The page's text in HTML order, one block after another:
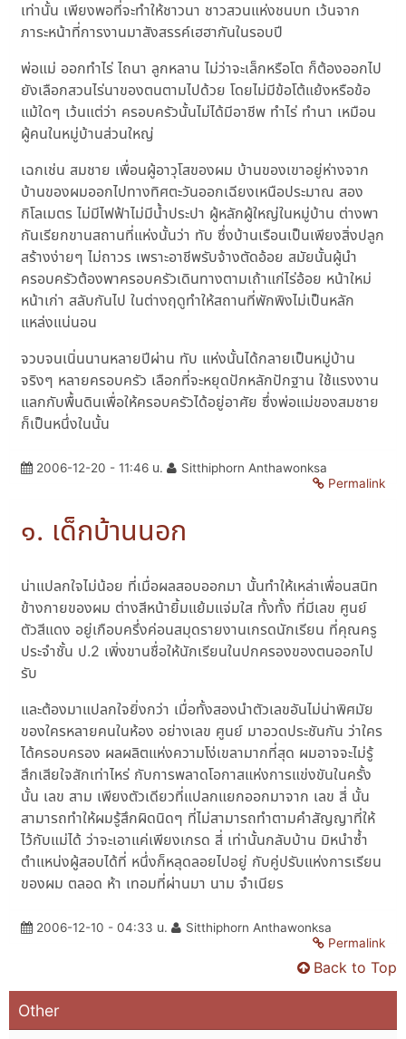
เท่านั้น เพียงพอที่จะทำให้ชาวนา ชาวสวนแห่งชนบท เว้นจาก
ภาระหน้าที่การงานมาสังสรรค์เฮฮากันในรอบปี
พ่อแม่ ออกทำไร่ ไถนา ลูกหลาน ไม่ว่าจะเล็กหรือโต ก็ต้องออกไป
ยังเลือกสวนไร่นาของตนตามไปด้วย โดยไม่มีข้อโต้แย้งหรือข้อ
แม้ใดๆ เว้นแต่ว่า ครอบครัวนั้นไม่ได้มีอาชีพ ทำไร่ ทำนา เหมือน
ผู้คนในหมู่บ้านส่วนใหญ่
เฉกเช่น สมชาย เพื่อนผู้อาวุโสของผม บ้านของเขาอยู่ห่างจาก
บ้านของผมออกไปทางทิศตะวันออกเฉียงเหนือประมาณ สอง
กิโลเมตร ไม่มีไฟฟ้าไม่มีน้ำประปา ผู้หลักผู้ใหญ่ในหมู่บ้าน ต่างพา
กันเรียกขานสถานที่แห่งนั้นว่า ทับ ซึ่งบ้านเรือนเป็นเพียงสิ่งปลูก
สร้างง่ายๆ ไม่ถาวร เพราะอาชีพรับจ้างตัดอ้อย สมัยนั้นผู้นำ
ครอบครัวต้องพาครอบครัวเดินทางตามเถ้าแก่ไร่อ้อย หน้าใหม่
หน้าเก่า สลับกันไป ในต่างฤดูทำให้สถานที่พักพิงไม่เป็นหลัก
แหล่งแน่นอน
จวบจนเนิ่นนานหลายปีผ่าน ทับ แห่งนั้นได้กลายเป็นหมู่บ้าน
จริงๆ หลายครอบครัว เลือกที่จะหยุดปักหลักปักฐาน ใช้แรงงาน
แลกกับพื้นดินเพื่อให้ครอบครัวได้อยู่อาศัย ซึ่งพ่อแม่ของสมชาย
ก็เป็นหนึ่งในนั้น
2006-12-20 - 11:46 น.
Sitthiphorn Anthawonksa
Permalink
๑. เด็กบ้านนอก
น่าแปลกใจไม่น้อย ที่เมื่อผลสอบออกมา นั้นทำให้เหล่าเพื่อนสนิท
ข้างกายของผม ต่างสีหน้ายิ้มแย้มแจ่มใส ทั้งทั้ง ที่มีเลข ศูนย์
ตัวสีแดง อยู่เกือบครึ่งค่อนสมุดรายงานเกรดนักเรียน ที่คุณครู
ประจำชั้น ป.2 เพิ่งขานชื่อให้นักเรียนในปกครองของตนออกไป
รับ
และต้องมาแปลกใจยิ่งกว่า เมื่อทั้งสองนำตัวเลขอันไม่น่าพิศมัย
ของใครหลายคนในห้อง อย่างเลข ศูนย์ มาอวดประชันกัน ว่าใคร
ได้ครอบครอง ผลผลิตแห่งความโง่เขลามากที่สุด ผมอาจจะไม่รู้
สึกเสียใจสักเท่าไหร่ กับการพลาดโอกาสแห่งการแข่งขันในครั้ง
นั้น เลข สาม เพียงตัวเดียวที่แปลกแยกออกมาจาก เลข สี่ นั้น
สามารถทำให้ผมรู้สึกผิดนิดๆ ที่ไม่สามารถทำตามคำสัญญาที่ให้
ไว้กับแม่ได้ ว่าจะเอาแค่เพียงเกรด สี่ เท่านั้นกลับบ้าน มิหนำซ้ำ
ตำแหน่งผู้สอบได้ที่ หนึ่งก็หลุดลอยไปอยู่ กับคู่ปรับแห่งการเรียน
ของผม ตลอด ห้า เทอมที่ผ่านมา นาม จำเนียร
2006-12-10 - 04:33 น.
Sitthiphorn Anthawonksa
Permalink
Back to Top
Other